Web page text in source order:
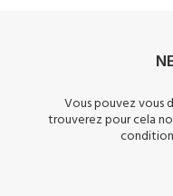
Vous pouvez vous
trouverez pour cela